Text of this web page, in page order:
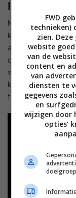
Inspiratie
Nu is het spel van
kost de
alsnog toe te
ontwikkelteams te
wanneer een game
kunnen gamers via
telefoon spelen
FWD
technieken)
zien.
website
van de
content en
van
diensten te
gegevens
en
wijzigen door
opties'